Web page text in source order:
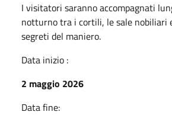
I visitatori saranno accompagnati
notturno tra i cortili, le sale nobiliari
segreti del maniero.
Data inizio :
2 maggio 2026
Data fine: